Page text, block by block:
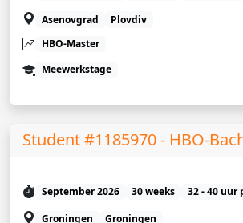
Asenovgrad
Plovdiv
HBO-Master
Meewerkstage
Student #1185970 - HBO-
September 2026 30 weeks
32 - 40 uur
Groningen
Groningen